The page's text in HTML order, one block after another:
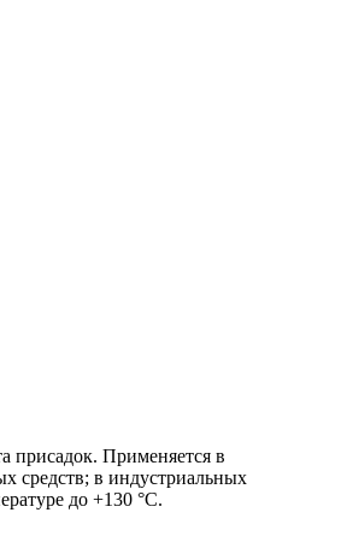
присадок. Применяется в
средств; в индустриальных
до +130 °С.